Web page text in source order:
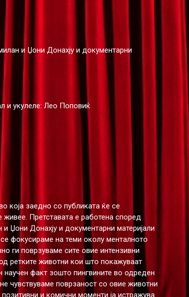
и Џони Донахју и документарни
и укулеле: Лео Поповиќ
која заедно со публиката ќе се
Претставата е работена според
Џони Донахjу и документарни материјали
фокусираме на теми околу менталното
ги поврзуваме сите овие интензивни
ретките животни кои што покажуваат
научен факт зошто пингвините во одреден
чувствуваме поврзаност со овие животни
и комични моменти ја истражува